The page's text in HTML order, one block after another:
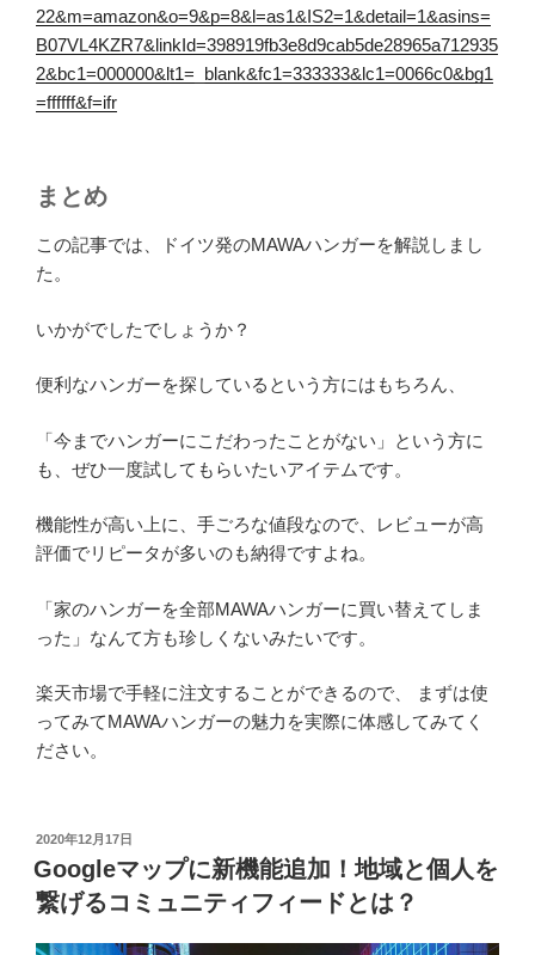
22&m=amazon&o=9&p=8&l=as1&IS2=1&detail=1&asins=
B07VL4KZR7&linkId=398919fb3e8d9cab5de28965a712935
2&bc1=000000&lt1=_blank&fc1=333333&lc1=0066c0&bg1
=ffffff&f=ifr
まとめ
この記事では、ドイツ発のMAWAハンガーを解説しまし
た。
いかがでしたでしょうか？
便利なハンガーを探しているという方にはもちろん、
「今までハンガーにこだわったことがない」という方に
も、ぜひ一度試してもらいたいアイテムです。
機能性が高い上に、手ごろな値段なので、レビューが高
評価でリピータが多いのも納得ですよね。
「家のハンガーを全部MAWAハンガーに買い替えてしま
った」なんて方も珍しくないみたいです。
楽天市場で手軽に注文することができるので、 まずは使
ってみてMAWAハンガーの魅力を実際に体感してみてく
ださい。
投
稿
日:
2020年12月17日
Googleマップに新機能追加！地域と個人を
繋げるコミュニティフィードとは？